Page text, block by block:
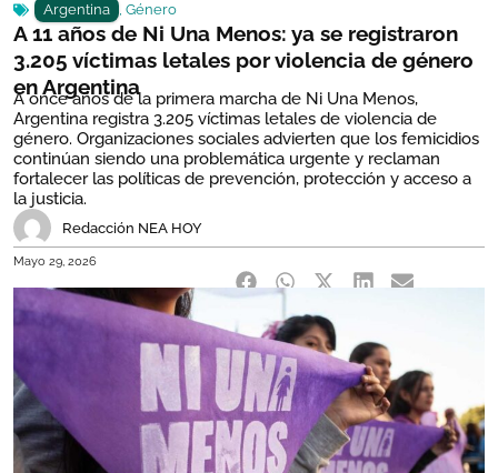
Argentina , Género
A 11 años de Ni Una Menos: ya se registraron
3.205 víctimas letales por violencia de género
en Argentina
A once años de la primera marcha de Ni Una Menos,
Argentina registra 3.205 víctimas letales de violencia de
género. Organizaciones sociales advierten que los femicidios
continúan siendo una problemática urgente y reclaman
fortalecer las políticas de prevención, protección y acceso a
la justicia.
Redacción NEA HOY
Mayo 29, 2026